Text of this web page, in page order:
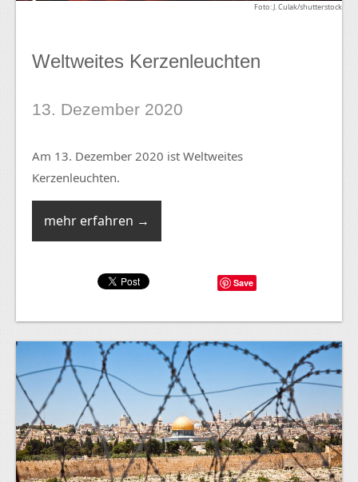
Foto: J. Culak/shutterstock
Weltweites Kerzenleuchten
13. Dezember 2020
Am 13. Dezember 2020 ist Weltweites
Kerzenleuchten.
mehr erfahren →
Save